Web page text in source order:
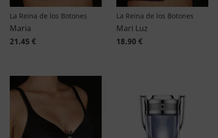
La Reina de los Botones
Maria
21.45 €
La Reina de los Botones
Mari Luz
18.90 €